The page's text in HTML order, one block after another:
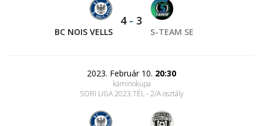
BC NOIS VELLS
4- 3
S-TEAM SE
2023. Február 10. 20:30
kaminokupa
SORI LIGA 2023.TÉL - 2/A osztály